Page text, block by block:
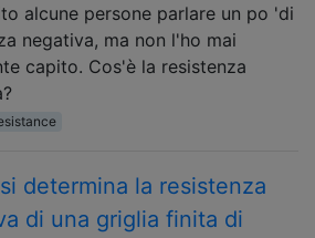
alcune persone parlare un po 'di
negativa, ma non l'ho mai
capito. Cos'è la resistenza
determina la resistenza
di una griglia finita di